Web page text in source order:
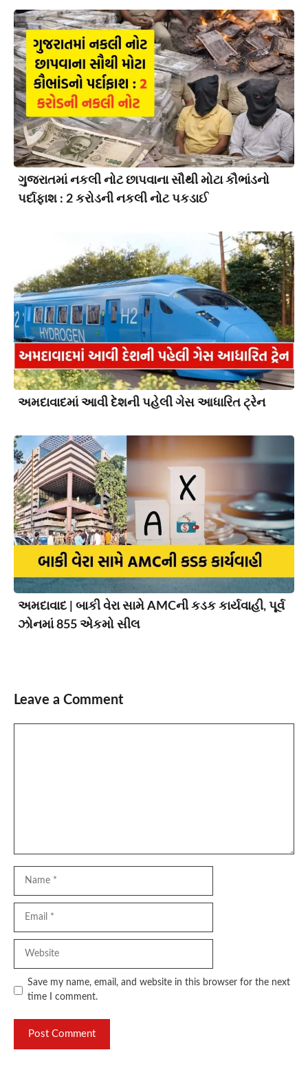
ગુજરાતમાં નકલી નોટ છાપવાના સૌથી મોટા કૌભાંડનો
પર્દાફાશ : 2 કરોડની નકલી નોટ પકડાઈ
અમદાવાદમાં આવી દેશની પહેલી ગેસ આધારિત ટ્રેન
અમદાવાદ | બાકી વેરા સામે AMCની કડક કાર્યવાહી, પૂર્વ
ઝોનમાં 855 એકમો સીલ
Leave a Comment
Save my name, email, and website in this browser for the next
time I comment.